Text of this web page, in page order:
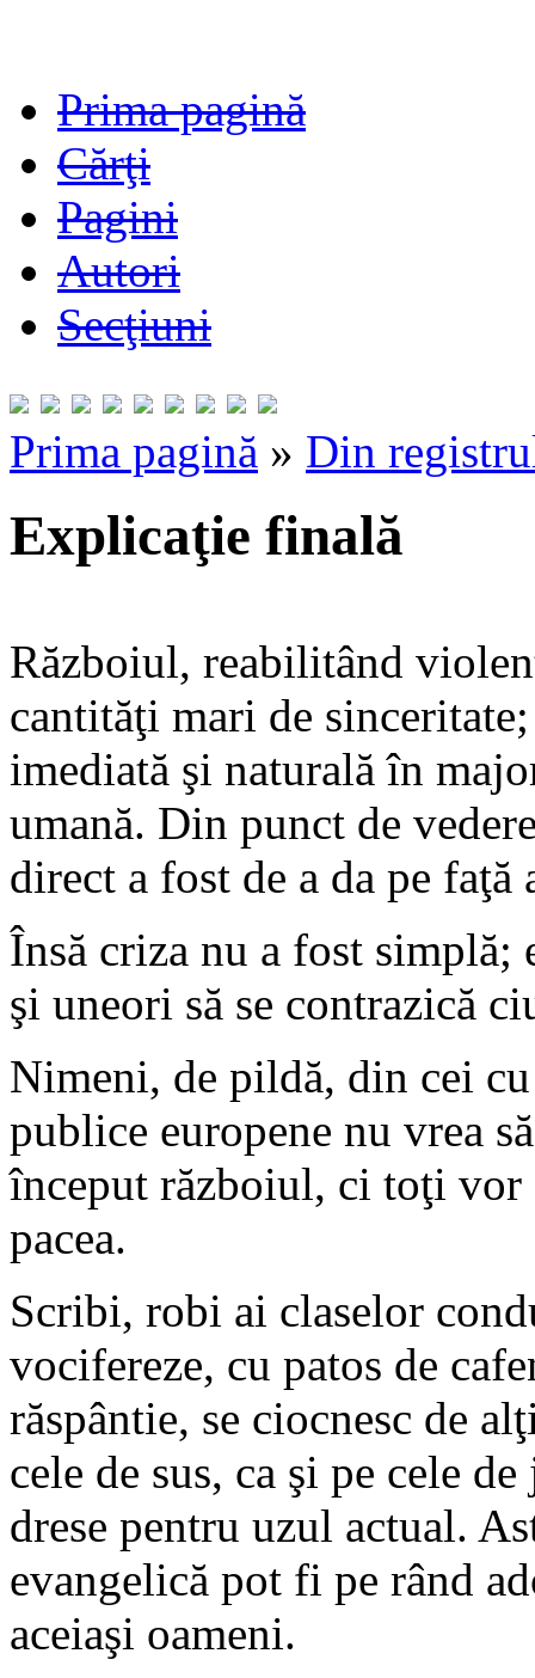
Prima pagină
Cărţi
Pagini
Autori
Secţiuni
Prima pagină » Din
Explicaţie finală
Războiul, reabilitând
cantităţi mari de
imediată şi naturală în
umană. Din punct de
direct a fost de a da pe faţă
Însă criza nu a fost simplă;
şi uneori să se contrazică
Nimeni, de pildă, din cei
publice europene nu vrea
început războiul, ci toţi vor
pacea.
Scribi, robi ai claselor
vocifereze, cu patos de
răspântie, se ciocnesc de
cele de sus, ca şi pe cele
drese pentru uzul actual.
evangelică pot fi pe rând
aceiaşi oameni.